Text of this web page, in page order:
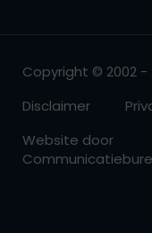
Copyright © 2002
Disclaimer
Website door